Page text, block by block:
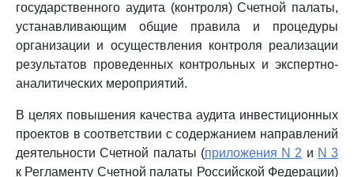
государственного аудита (контроля) Счетной палаты,
устанавливающим общие правила и процедуры
организации и осуществления контроля реализации
результатов проведенных контрольных и экспертно-
аналитических мероприятий.
В целях повышения качества аудита инвестиционных
проектов в соответствии с содержанием направлений
деятельности Счетной палаты (приложения N 2 и N 3
к Регламенту Счетной палаты Российской Федерации)